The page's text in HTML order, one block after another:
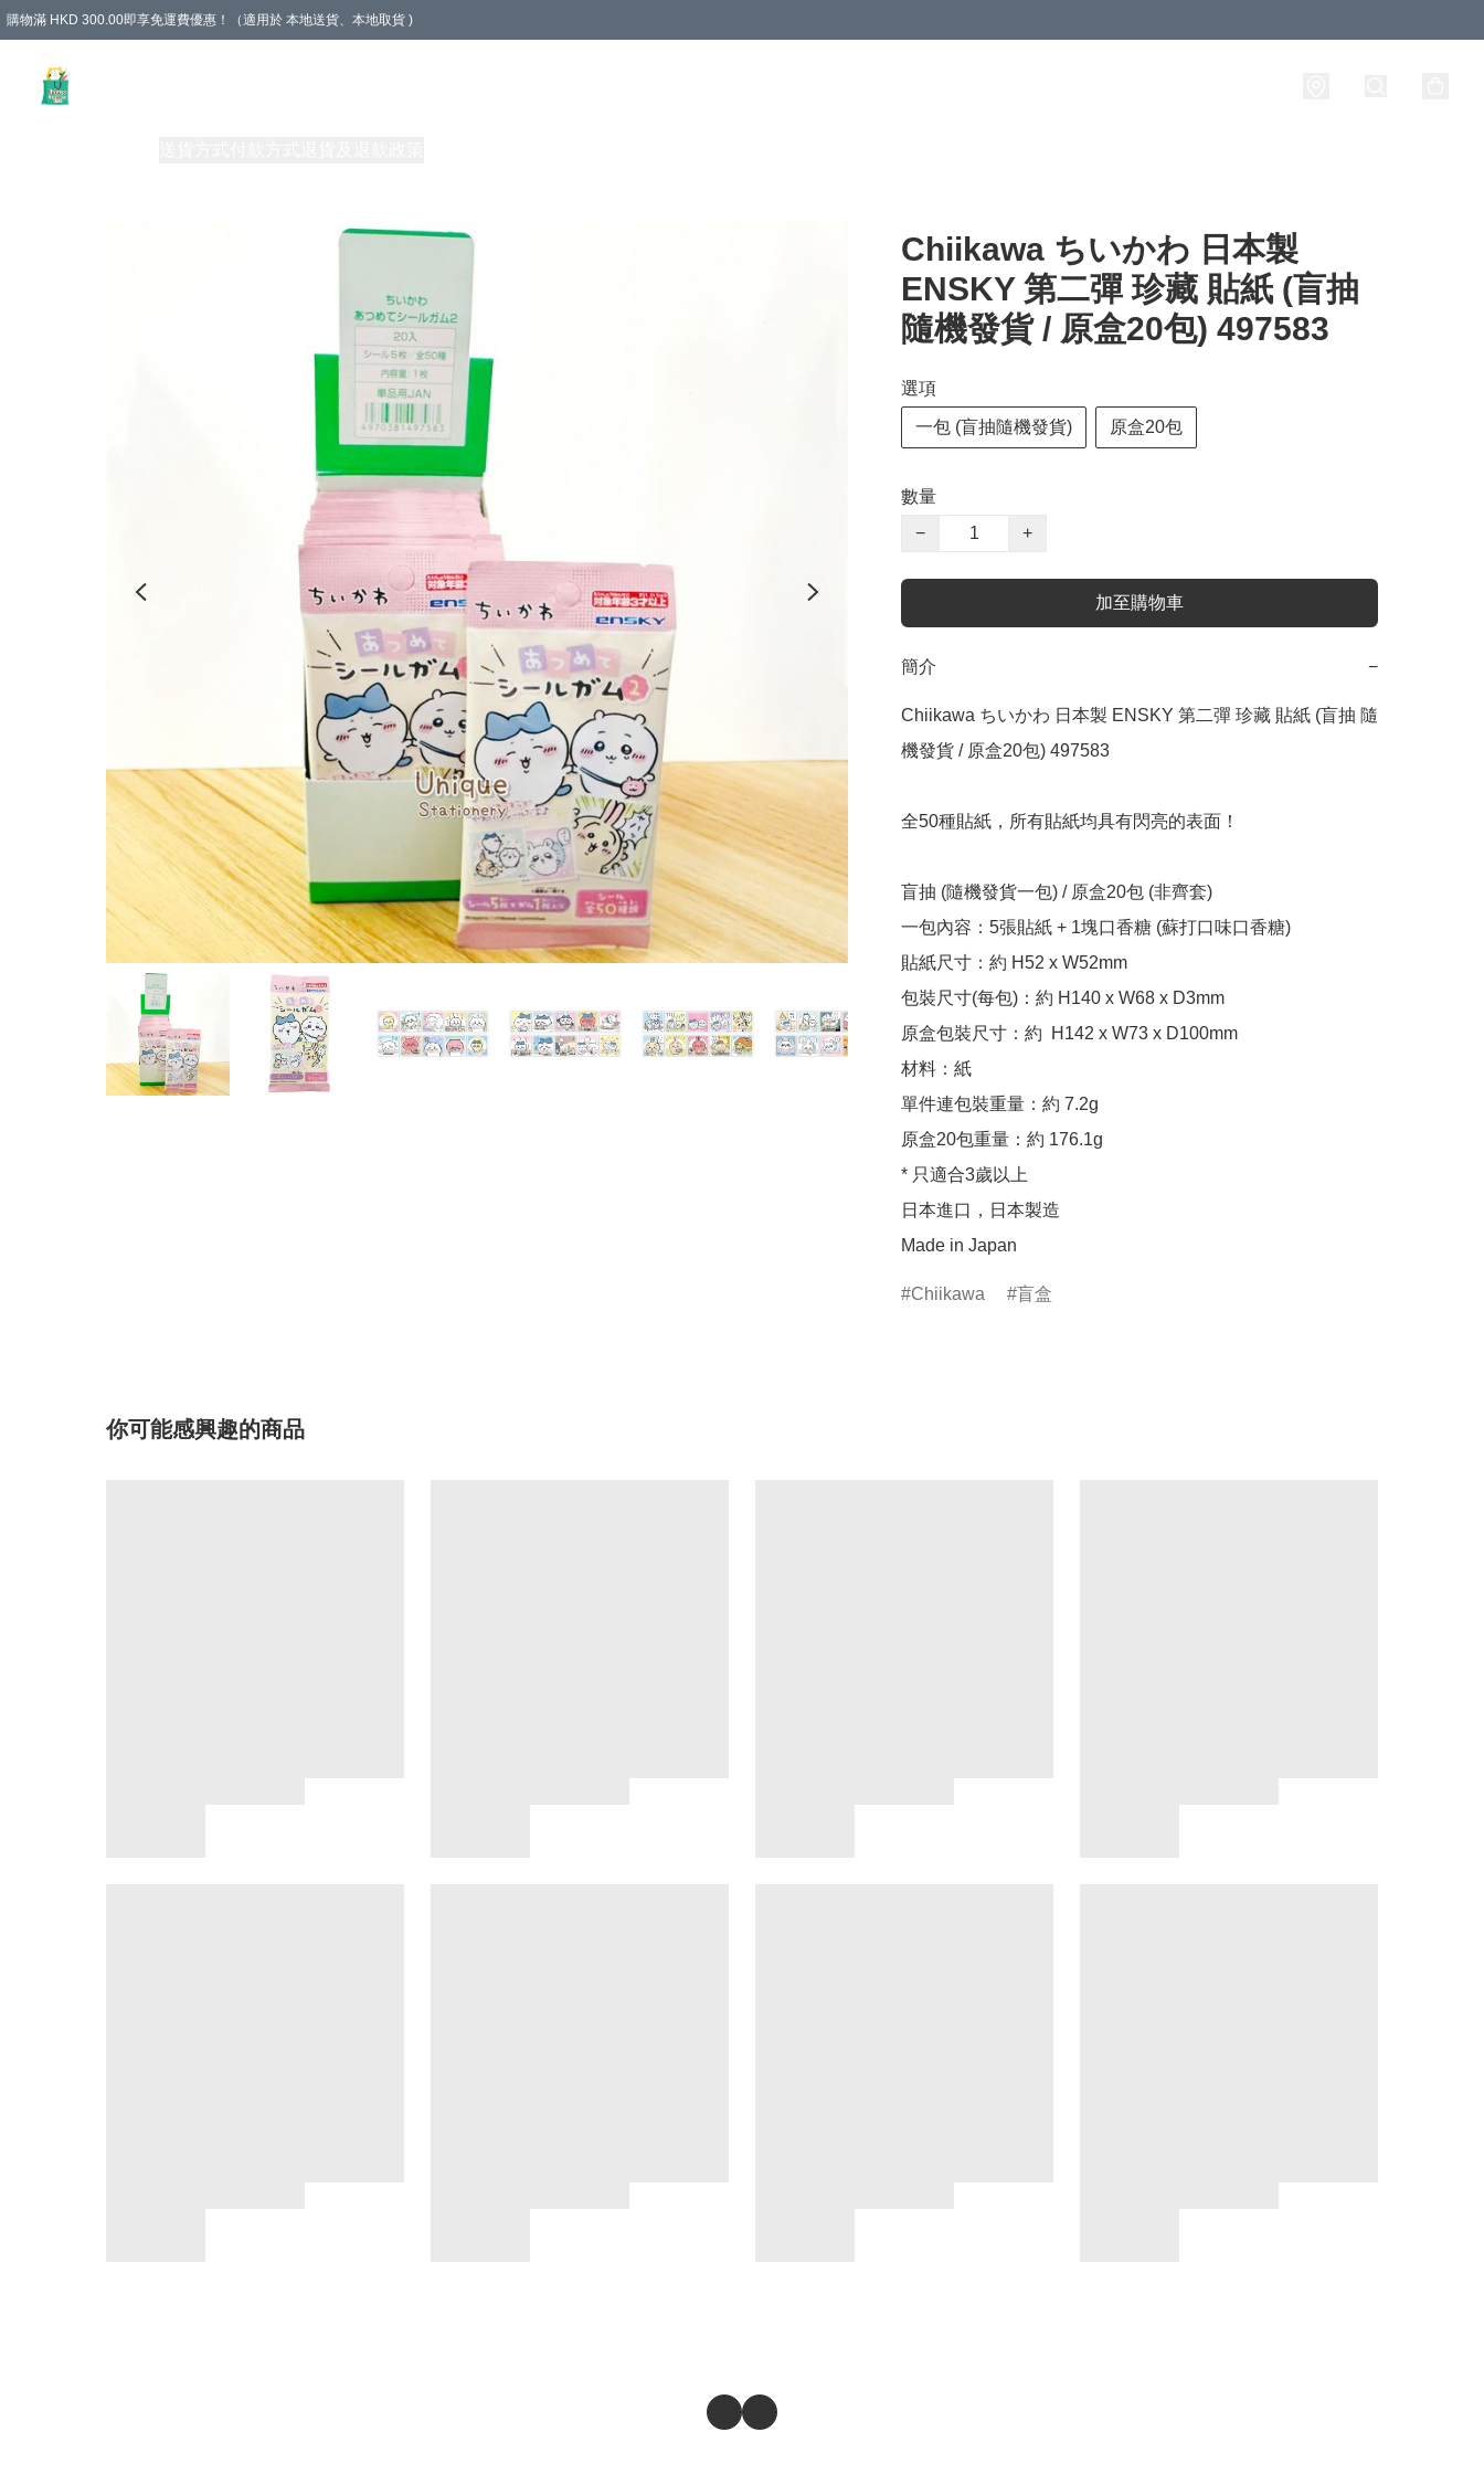
購物滿 HKD 300.00即享免運費優惠！（適用於 本地送貨、本地取貨 )
Chiikawa ちいかわ 日本製
ENSKY 第二彈 珍藏 貼紙 (盲抽
隨機發貨 / 原盒20包) 497583
選項
一包 (盲抽隨機發貨) 原盒20包
數量
−
+
加至購物車
簡介 −
Chiikawa ちいかわ 日本製 ENSKY 第二彈 珍藏 貼紙 (盲抽 隨
機發貨 / 原盒20包) 497583
全50種貼紙，所有貼紙均具有閃亮的表面！
盲抽 (隨機發貨一包) / 原盒20包 (非齊套)
一包內容：5張貼紙 + 1塊口香糖 (蘇打口味口香糖)
貼紙尺寸：約 H52 x W52mm
包裝尺寸(每包)：約 H140 x W68 x D3mm
原盒包裝尺寸：約  H142 x W73 x D100mm
材料：紙
單件連包裝重量：約 7.2g
原盒20包重量：約 176.1g
* 只適合3歲以上
日本進口，日本製造
Made in Japan
Chiikawa 盲盒
你可能感興趣的商品